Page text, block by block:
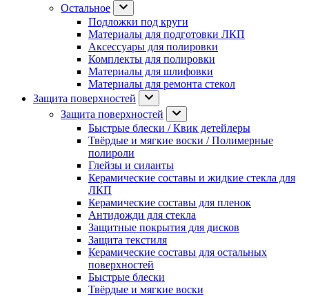
Остальное
Подложки под круги
Материалы для подготовки ЛКП
Аксессуары для полировки
Комплекты для полировки
Материалы для шлифовки
Материалы для ремонта стекол
Защита поверхностей
Защита поверхностей
Быстрые блески / Квик детейлеры
Твёрдые и мягкие воски / Полимерные
полироли
Глейзы и силанты
Керамические составы и жидкие стекла для
ЛКП
Керамические составы для пленок
Антидожди для стекла
Защитные покрытия для дисков
Защита текстиля
Керамические составы для остальных
поверхностей
Быстрые блески
Твёрдые и мягкие воски